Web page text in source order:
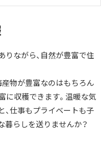
りながら、自然が豊富で住
産物が豊富なのはもちろん
に収穫できます。温暖な気
、仕事もプライベートも子
暮らしを送りませんか？